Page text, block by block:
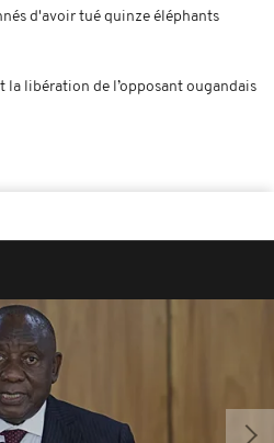
d'avoir tué quinze éléphants
la libération de l’opposant ougandais